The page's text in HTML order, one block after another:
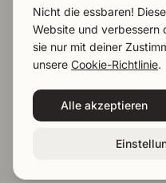
Nicht die essbaren!
Website und verbessern
sie nur mit deiner
unsere Cookie-Richtlinie.
Alle akzeptieren